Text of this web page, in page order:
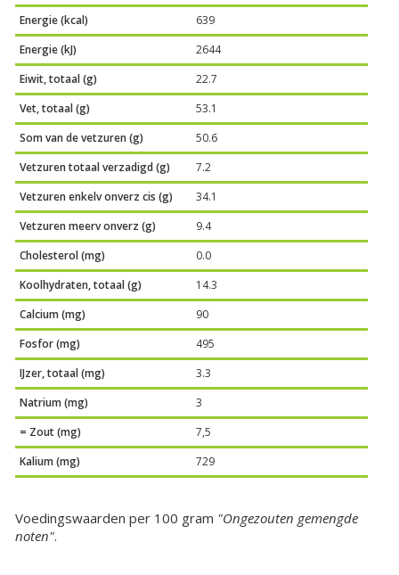
Energie (kcal)
639
Energie (kJ)
2644
Eiwit, totaal (g)
22.7
Vet, totaal (g)
53.1
Som van de vetzuren (g)
50.6
Vetzuren totaal verzadigd (g)
7.2
Vetzuren enkelv onverz cis (g)
34.1
Vetzuren meerv onverz (g)
9.4
Cholesterol (mg)
0.0
Koolhydraten, totaal (g)
14.3
Calcium (mg)
90
Fosfor (mg)
495
IJzer, totaal (mg)
3.3
Natrium (mg)
3
= Zout (mg)
7,5
Kalium (mg)
729
Voedingswaarden per 100 gram "Ongezouten gemengde
noten".